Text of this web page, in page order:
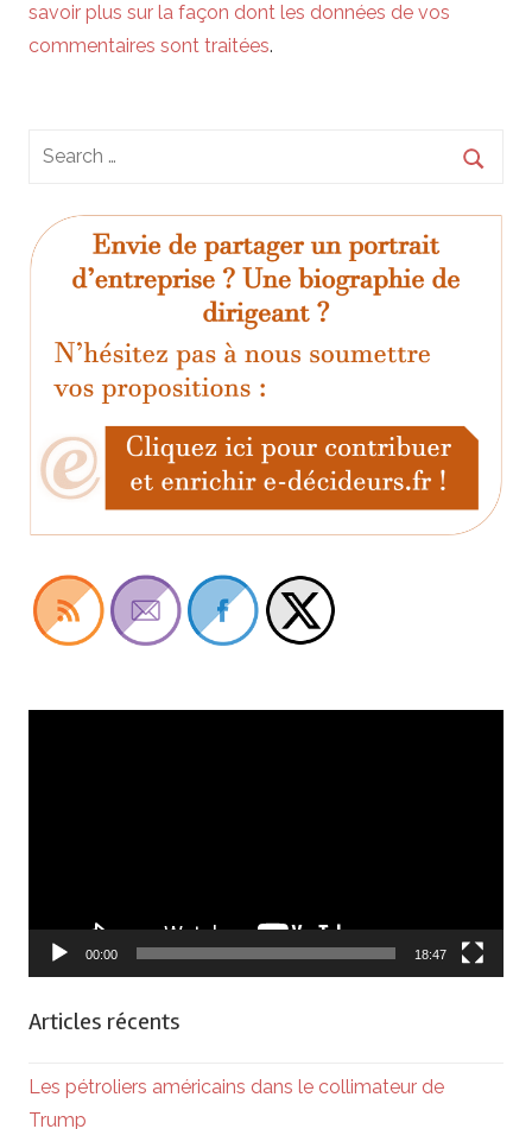
savoir plus sur la façon dont les données de vos
commentaires sont traitées.
00:00 18:47
Articles récents
Les pétroliers américains dans le collimateur de
Trump